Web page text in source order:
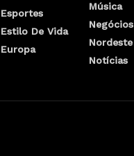
Esportes
Estilo De Vida
Europa
Música
Negócios
Nordeste
Notícias